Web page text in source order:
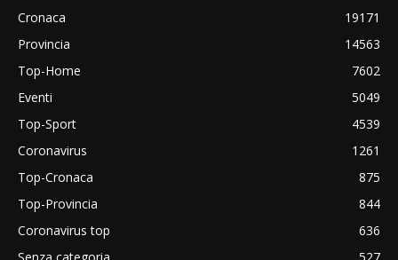
Cronaca
19171
Provincia
14563
Top-Home
7602
Eventi
5049
Top-Sport
4539
Coronavirus
1261
Top-Cronaca
875
Top-Provincia
844
Coronavirus top
636